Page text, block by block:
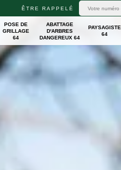
ÊTRE RAPPELÉ
POSE DE
GRILLAGE
64
ABATTAGE
D'ARBRES
DANGEREUX 64
PAYSAGISTE
64